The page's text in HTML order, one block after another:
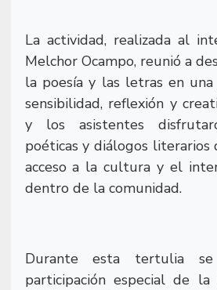
La actividad, realizada al
Melchor Ocampo, reunió a
la poesía y las letras en
sensibilidad, reflexión y
y los asistentes
poéticas y diálogos
acceso a la cultura y el
dentro de la comunidad.
Durante esta tertulia
participación especial de